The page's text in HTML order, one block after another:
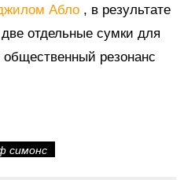
Абло , в результате
отдельные сумки для
общественный резонанс
симонс